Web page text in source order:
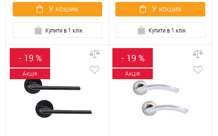
У кошик
Купити в 1 клік
У кошик
Купити в 1 клік
- 19 %
Акція
- 19 %
Акція